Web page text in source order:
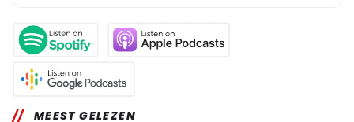
MEEST GELEZEN